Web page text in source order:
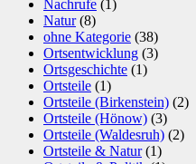
Nachrufe (1)
Natur(8)
ohne Kategorie (38)
Ortsentwicklung (3)
Ortsgeschichte (1)
Ortsteile (1)
Ortsteile (Birkenstein) (2)
Ortsteile (Hönow) (3)
Ortsteile (Waldesruh) (2)
Ortsteile & Natur(1)